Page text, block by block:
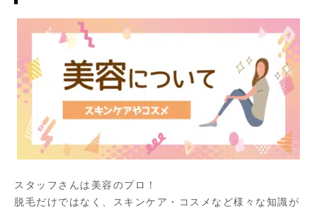
スタッフさんは美容のプロ！
脱毛だけではなく、スキンケア・コスメなど様々な知識が